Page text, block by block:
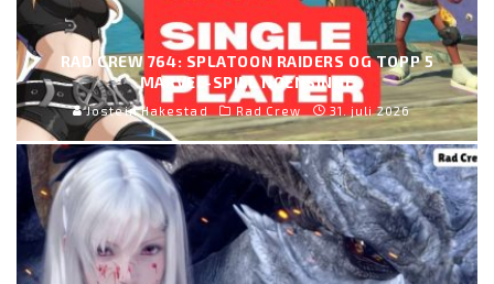
RAD CREW 764: SPLATOON RAIDERS OG TOPP 5
MARVEL-SPILL NOENSINNE
Jostein Hakestad Rad Crew 31. juli 2026